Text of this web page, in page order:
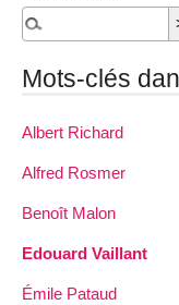
Mots-clés
Albert Richard
Alfred Rosmer
Benoît Malon
Edouard Vaillant
Émile Pataud